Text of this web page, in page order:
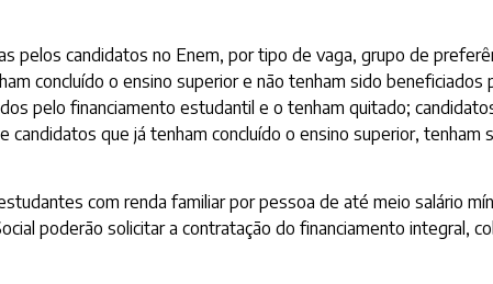
pelos candidatos no Enem, por tipo de vaga, grupo de
concluído o ensino superior e não tenham sido
pelo financiamento estudantil e o tenham quitado;
que já tenham concluído o ensino superior, tenham
com renda familiar por pessoa de até meio salário
poderão solicitar a contratação do financiamento integral,